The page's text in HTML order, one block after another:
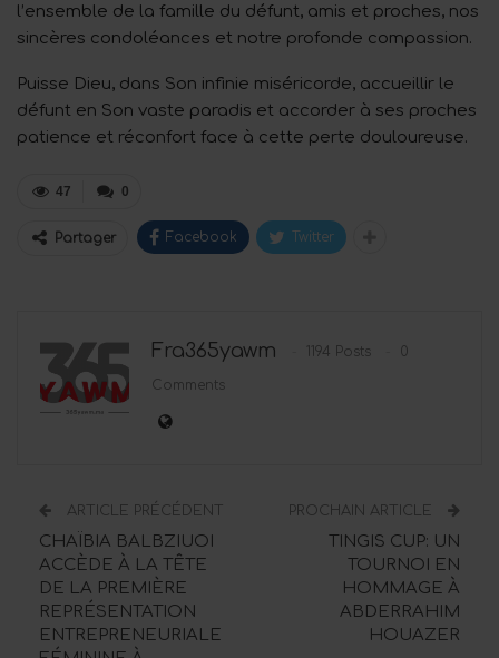
l’ensemble de la famille du défunt, amis et proches, nos
sincères condoléances et notre profonde compassion.
Puisse Dieu, dans Son infinie miséricorde, accueillir le
défunt en Son vaste paradis et accorder à ses proches
patience et réconfort face à cette perte douloureuse.
0
47
Partager Facebook Twitter
Fra365yawm 1194 Posts 0
Comments
ARTICLE PRÉCÉDENT
CHAÏBIA BALBZIUOI
ACCÈDE À LA TÊTE
DE LA PREMIÈRE
REPRÉSENTATION
ENTREPRENEURIALE
PROCHAIN ARTICLE
TINGIS CUP: UN
TOURNOI EN
HOMMAGE À
ABDERRAHIM
HOUAZER